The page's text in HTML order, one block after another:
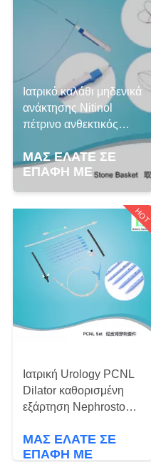
ΈΛΕΓΧΟΣ
ΕΛΆΤΕ
ΣΕ
ΕΠΑΦΉ
ΖΗΤΉΣΤΕ
ΈΝΑ
ΑΠΌΣΠΑΣΜΑ
SITEMAP
PRIVACY
Ιατρικό καλάθι μηδενικά
ανάκτησης Nitinol
πέτρινο ανθεκτικός
115cm ακρών εξολκέας
συστροφών
ΜΑΣ ΕΛΆΤΕ ΣΕ
ΕΠΑΦΉ ΜΕ
HOT
Ιατρική Urology PCNL
Dilator καθορισμένη
εξάρτηση Nephrostomy
ΜΑΣ ΕΛΆΤΕ ΣΕ
ΕΠΑΦΉ ΜΕ